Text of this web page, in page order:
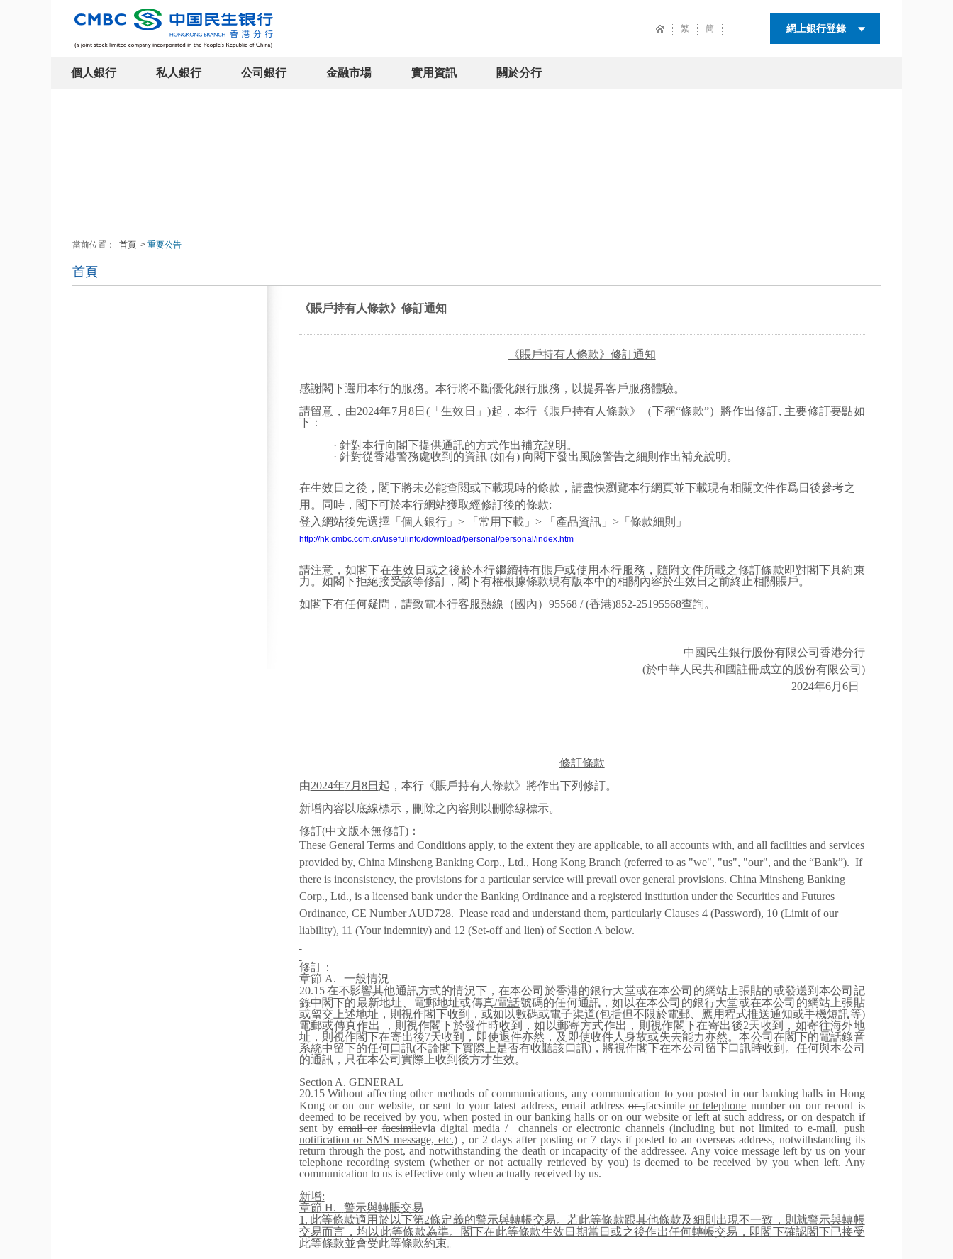
繁 簡 網上銀行登錄
個人銀行 私人銀行 公司銀行 金融市場 實用資訊 關於分行
當前位置： 首頁 > 重要公告
首頁
《賬戶持有人條款》修訂通知
《賬戶持有人條款》修訂通知
感謝閣下選用本行的服務。本行將不斷優化銀行服務，以提昇客戶服務體驗。
請留意，由2024年7月8日 (「生效日」)起，本行《賬戶持有人條款》（下稱“條款”）將作出修訂, 主要修訂要點如
下：
· 針對本行向閣下提供通訊的方式作出補充說明。
· 針對從香港警務處收到的資訊(如有) 向閣下發出風險警告之細則作出補充說明。
在生效日之後，閣下將未必能查閲或下載現時的條款，請盡快瀏覽本行網頁並下載現有相關文件作爲日後參考之
用。
同時， 閣下可於本行網站獲取經修訂後的條款:
登入網站後先選擇「個人銀行」 > 「常用下載」 > 「產品資訊」 > 「條款細則」
http://hk.cmbc.com.cn/usefulinfo/download/personal/personal/index.htm
請注意，如閣下在生效日或之後於本行繼續持有賬戶或使用本行服務，隨附文件所載之修訂條款即對閣下具約束
力。如閣下拒絕接受該等修訂，閣下有權根據條款現有版本中的相關內容於生效日之前終止相關賬戶。
如閣下有任何疑問，請致電本行客服熱線（國內） 95568 / (香港)852-25195568查詢。
中 國民生銀行股份有限公司香港分行
(於中華人民共和國註冊成立的股份有限公司)
2024年6月 6日
修訂條款
由2024年7月 8日 起，本行《賬戶持有人條款》將作出下列 修訂。
新增內容以底線標示，刪除之內容則以刪除線標示。
修訂(中文版本無修訂)：
These General Terms and Conditions apply, to the extent they are applicable, to all accounts with, and all facilities and services
provided by, China Minsheng Banking Corp., Ltd., Hong Kong Branch (referred to as "we", "us", "our", and the “Bank”). If
there is inconsistency, the provisions for a particular service will prevail over general provisions. China Minsheng Banking
Corp., Ltd., is a licensed bank under the Banking Ordinance and a registered institution under the Securities and Futures
Ordinance, CE Number AUD728. Please read and understand them, particularly Clauses 4 (Password), 10 (Limit of our
liability), 11 (Your indemnity) and 12 (Set-off and lien) of Section A below.
修訂：
章節 A.
一般情況
20.15 在不影響其他通訊方式的情況下，在本公司於香港的銀行大堂或在本公司的網站上張貼的或發送到本公司記
錄中閣下的最新地址、電郵地址或傳真/電話號碼的任何通訊，如以在本公司的銀行大堂或在本公司的網站上張貼
或留交上述地址，則視作閣下收到，或如以數碼或電子渠道(包括但不限於電郵、應用程式推送通知或手機短訊等)
電郵或傳真作出 ，則視作閣下於發件時收到，如以郵寄方式作出，則視作閣下在寄出後2天收到，如寄往海外地
址，則視作閣下在寄出後7天收到，即使退件亦然，及即使收件人身故或失去能力亦然。本公司在閣下的電話錄音
系統中留下的任何口訊(不論閣下實際上是否有收聽該口訊)，將視作閣下在本公司留下口訊時收到。任何與本公司
的通訊，只在本公司實際上收到後方才生效。
Section A. GENERAL
20.15 Without affecting other methods of communications, any communication to you posted in our banking halls in Hong
Kong or on our website, or sent to your latest address, email addressor ,facsimileor telephone number on our record is
deemed to be received by you, when posted in our banking halls or on our website or left at such address, or on despatch if
sent byemail or facsimilevia digital media / channels or electronic channels (including but not limited to e-mail, push
notification or SMS message, etc.) , or 2 days after posting or 7 days if posted to an overseas address, notwithstanding its
return through the post, and notwithstanding the death or incapacity of the addressee. Any voice message left by us on your
telephone recording system (whether or not actually retrieved by you) is deemed to be received by you when left. Any
communication to us is effective only when actually received by us.
新增:
章節 H.
警示與轉賬交易
1. 此等條款適用於以下第2條定義的警示與轉帳交易。若此等條款跟其他條款及細則出現不一致，則就警示與轉帳
交易而言，均以此等條款為準。閣下在此等條款生效日期當日或之後作出任何轉帳交易，即閣下確認閣下已接受
此等條款並會受此等條款約束。